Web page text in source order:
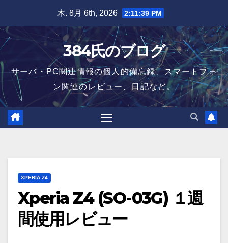
content
木. 8月 6th, 2026 2:11:40 PM
384氏のブログ
サーバ・PC関連情報の個人的備忘録、スマートフォ
ン関連のレビュー、日記など。
XPERIA Z4
Xperia Z4 (SO-03G) １週
間使用レビュー